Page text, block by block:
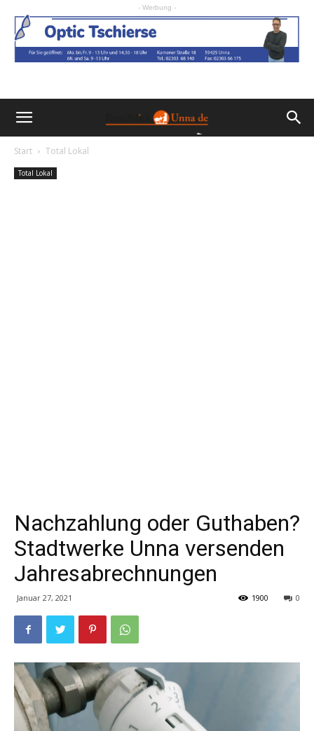
- Werbung -
Start Total Lokal
Total Lokal
Nachzahlung oder Guthaben?
Stadtwerke Unna versenden
Jahresabrechnungen
Januar 27, 2021 0
1900